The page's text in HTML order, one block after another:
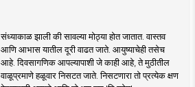
संध्याकाळ झाली की सावल्या मोठ्या होत जातात. वास्तव
आणि आभास यातील दूरी वाढत जाते. आयुष्याचेही तसेच
आहे. दिवसागणिक आपल्यापाशी जे काही आहे, ते मुठीतील
वाळूप्रमाणे हळूवार निसटत जाते. निसटणारा तो प्रत्येक क्षण